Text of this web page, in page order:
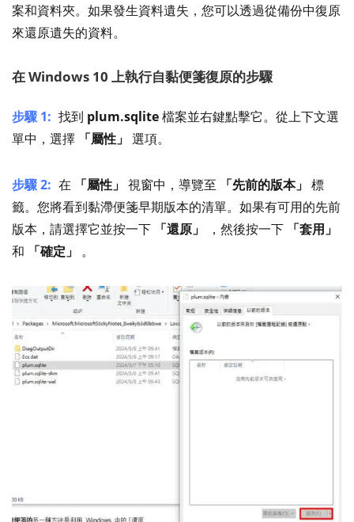
案和資料夾。如果發生資料遺失，您可以透過從備份中復原
來還原遺失的資料。
在 Windows 10 上執行自黏便箋復原的步驟
步驟 1: 找到 plum.sqlite檔案並右鍵點擊它。從上下文選
單中，選擇 「屬性」 選項。
步驟 2: 在 「屬性」 視窗中，導覽至 「先前的版本」 標
籤。您將看到黏滯便箋早期版本的清單。如果有可用的先前
版本，請選擇它並按一下 「還原」 ，然後按一下 「套用」
和
「確定」 。